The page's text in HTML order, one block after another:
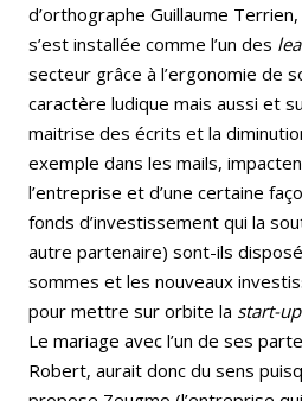
d’orthographe Guillaume
s’est installée comme l’un des
secteur grâce à l’ergonomie de
caractère ludique mais aussi et
maitrise des écrits et la
exemple dans les mails,
l’entreprise et d’une certaine
fonds d’investissement qui la
autre partenaire) sont-ils
sommes et les nouveaux
pour mettre sur orbite la start-up
Le mariage avec l’un de ses
Robert, aurait donc du sens